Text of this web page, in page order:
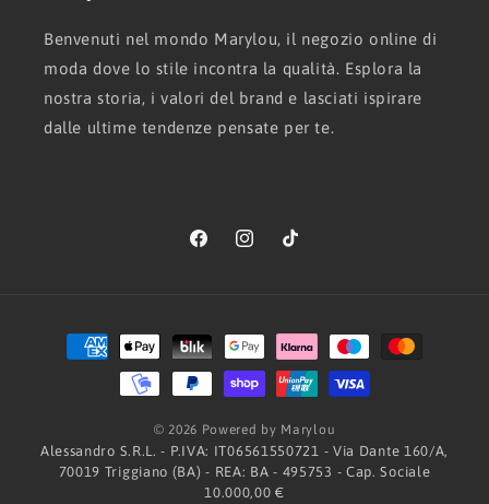
Benvenuti nel mondo Marylou, il negozio online di
moda dove lo stile incontra la qualità. Esplora la
nostra storia, i valori del brand e lasciati ispirare
dalle ultime tendenze pensate per te.
FacebookInstagramTikTok
Metodi
di
pagamento
© 2026 Powered by Marylou
Alessandro S.R.L. - P.IVA: IT06561550721 - Via Dante 160/A,
70019 Triggiano (BA) - REA: BA - 495753 - Cap. Sociale
10.000,00 €